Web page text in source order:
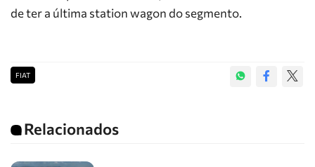
de ter a última station wagon do segmento.
FIAT
Relacionados